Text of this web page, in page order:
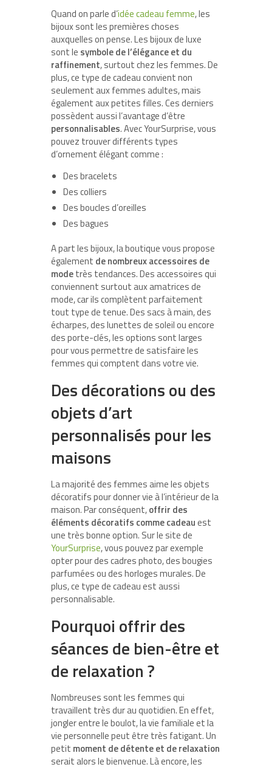
Quand on parle d’idée cadeau femme, les
bijoux sont les premières choses
auxquelles on pense. Les bijoux de luxe
sont le symbole de l’élégance et du
raffinement, surtout chez les femmes. De
plus, ce type de cadeau convient non
seulement aux femmes adultes, mais
également aux petites filles. Ces derniers
possèdent aussi l’avantage d’être
personnalisables. Avec YourSurprise, vous
pouvez trouver différents types
d’ornement élégant comme :
Des bracelets
Des colliers
Des boucles d’oreilles
Des bagues
A part les bijoux, la boutique vous propose
également de nombreux accessoires de
modetrès tendances. Des accessoires qui
conviennent surtout aux amatrices de
mode, car ils complètent parfaitement
tout type de tenue. Des sacs à main, des
écharpes, des lunettes de soleil ou encore
des porte-clés, les options sont larges
pour vous permettre de satisfaire les
femmes qui comptent dans votre vie.
Des décorations ou des
objets d’art
personnalisés pour les
maisons
La majorité des femmes aime les objets
décoratifs pour donner vie à l’intérieur de la
maison. Par conséquent,offrir des
éléments décoratifs comme cadeauest
une très bonne option. Sur le site de
YourSurprise, vous pouvez par exemple
opter pour des cadres photo, des bougies
parfumées ou des horloges murales. De
plus, ce type de cadeau est aussi
personnalisable.
Pourquoi offrir des
séances de bien-être et
de relaxation ?
Nombreuses sont les femmes qui
travaillent très dur au quotidien. En effet,
jongler entre le boulot, la vie familiale et la
vie personnelle peut être très fatigant. Un
petit moment de détente et de relaxation
serait alors le bienvenue. Là encore, les